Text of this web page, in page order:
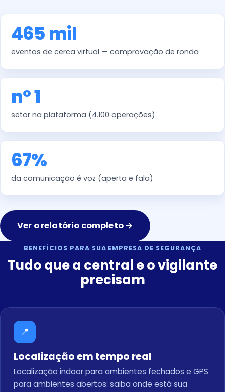
465 mil
eventos de cerca virtual — comprovação de ronda
nº 1
setor na plataforma (4.100 operações)
67%
da comunicação é voz (aperta e fala)
Ver o relatório completo →
BENEFÍCIOS PARA SUA EMPRESA DE SEGURANÇA
Tudo que a central e o vigilante
precisam
📍
Localização em tempo real
Localização indoor para ambientes fechados e GPS
para ambientes abertos: saiba onde está sua